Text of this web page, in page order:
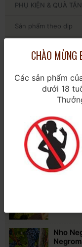
PHỤ KIỆN & QUÀ
Sản phẩm theo dịp
BÀI VIẾT MỚI
Điểm
cao
Sự
cổ
Nho
CHÀO MỪNG
Các sản phẩm
dưới 18